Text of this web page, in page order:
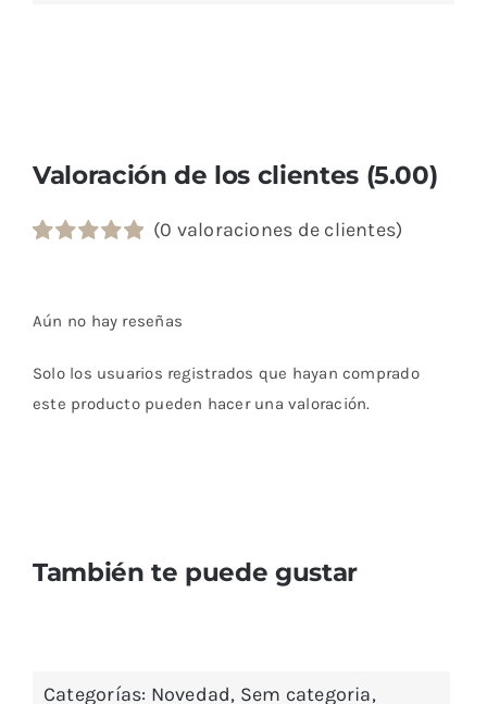
Valoración de los clientes (5.00)
valoración
(0 valoraciones de clientes)
Aún no hay reseñas
Solo los usuarios registrados que hayan comprado
este producto pueden hacer una valoración.
También te puede gustar
Categorías: Novedad, Sem categoria,